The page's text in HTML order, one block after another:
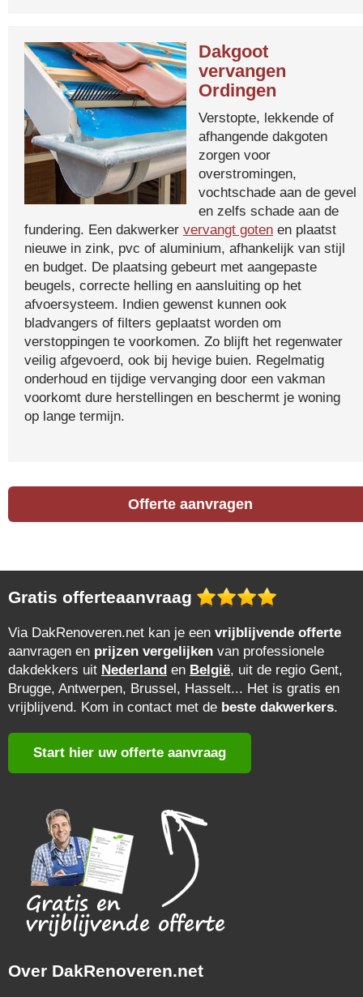
Dakgoot
vervangen
Ordingen
Verstopte, lekkende of
afhangende dakgoten
zorgen voor
overstromingen,
vochtschade aan de gevel
en zelfs schade aan de
fundering. Een dakwerker vervangt goten en plaatst
nieuwe in zink, pvc of aluminium, afhankelijk van stijl
en budget. De plaatsing gebeurt met aangepaste
beugels, correcte helling en aansluiting op het
afvoersysteem. Indien gewenst kunnen ook
bladvangers of filters geplaatst worden om
verstoppingen te voorkomen. Zo blijft het regenwater
veilig afgevoerd, ook bij hevige buien. Regelmatig
onderhoud en tijdige vervanging door een vakman
voorkomt dure herstellingen en beschermt je woning
op lange termijn.
Offerte aanvragen
Gratis offerteaanvraag
Via DakRenoveren.net kan je een vrijblijvende offerte
aanvragen en prijzen vergelijken van professionele
dakdekkers uit Nederland en België, uit de regio Gent,
Brugge, Antwerpen, Brussel, Hasselt... Het is gratis en
vrijblijvend. Kom in contact met de beste dakwerkers.
Start hier uw offerte aanvraag
Over DakRenoveren.net